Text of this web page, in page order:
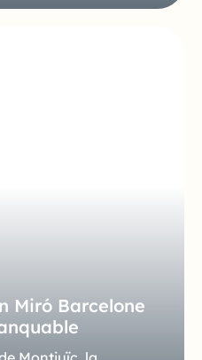
Miró Barcelone